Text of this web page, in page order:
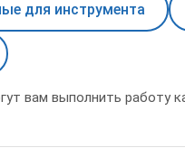
для инструмента
вам выполнить работу